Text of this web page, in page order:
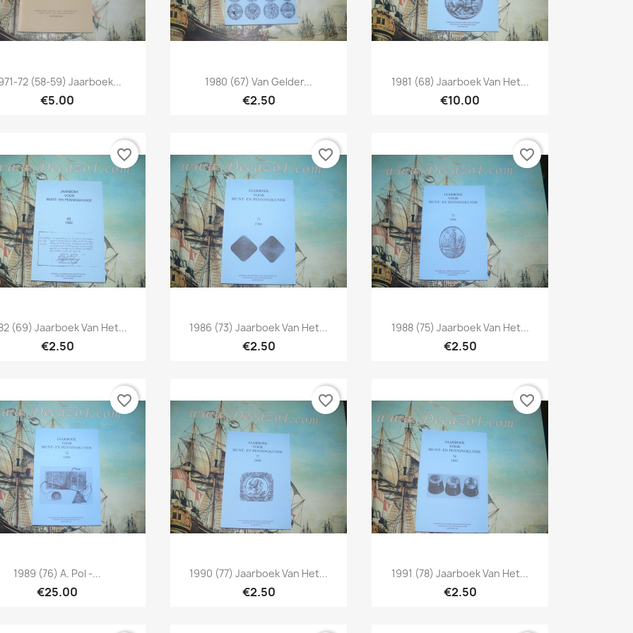
Quick view
72 (58-59) Jaarboek...
€5.00
Quick view
1980 (67) Van Gelder...
€2.50
 Quick view
1981 (68) Jaarboek Van Het...
€10.00
 Quick view
(69) Jaarboek Van Het...
€2.50
favorite_border
 Quick view
1986 (73) Jaarboek Van Het...
€2.50
favorite_border
 Quick view
1988 (75) Jaarboek Van Het...
€2.50
favorite_border
 Quick view
1989 (76) A. Pol -...
€25.00
favorite_border
Quick view
1990 (77) Jaarboek Van Het...
€2.50
favorite_border
Quick view
1991 (78) Jaarboek Van Het...
€2.50
favorite_border